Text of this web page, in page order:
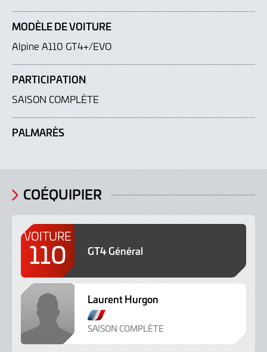
MODÈLE DE VOITURE
Alpine A110 GT4+/EVO
PARTICIPATION
SAISON COMPLÈTE
PALMARÈS
COÉQUIPIER
VOITURE
110 GT4 Général
Laurent Hurgon
F
r
a
SAISON COMPLÈTE